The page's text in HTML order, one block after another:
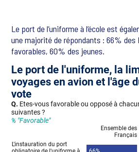
Le port de l’uniforme à l’école est
une majorité de répondants : 66% des
favorables, 60% des jeunes.